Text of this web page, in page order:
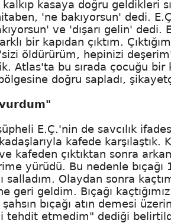
kasaya doğru geldikleri
'ne bakıyorsun' dedi.
ve 'dışarı gelin' dedi.
bir kapıdan çıktım.
öldürürüm, hepinizi
Atlas'ta bu sırada çocuğu bir
doğru sapladı,
vurdum"
E.Ç.'nin de savcılık
kafede karşılaştık.
kafeden çıktıktan sonra
yürüdü. Bu nedenle bıçağı
salladım. Olaydan sonra
geri geldim. Bıçağı
bıçağı atın demesi
tehdit etmedim" dediği